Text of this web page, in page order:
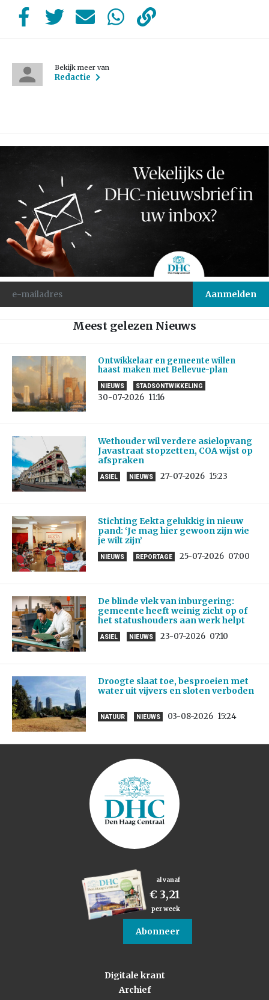
Bekijk meer van
Redactie
Meest gelezen Nieuws
Ontwikkelaar en gemeente willen
haast maken met Bellevue-plan
NIEUWS STADSONTWIKKELING
30-07-2026 11:16
Wethouder wil verdere asielopvang
Javastraat stopzetten, COA wijst op
afspraken
ASIEL NIEUWS 27-07-2026 15:23
Stichting Eekta gelukkig in nieuw
pand: ‘Je mag hier gewoon zijn wie
je wilt zijn’
NIEUWS REPORTAGE 25-07-2026 07:00
De blinde vlek van inburgering:
gemeente heeft weinig zicht op of
het statushouders aan werk helpt
ASIEL NIEUWS 23-07-2026 07:10
Droogte slaat toe, besproeien met
water uit vijvers en sloten verboden
NATUUR NIEUWS 03-08-2026 15:24
al vanaf
€ 3,21
per week
Abonneer
Digitale krant
Archief